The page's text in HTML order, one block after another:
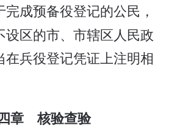
完成预备役登记的公民，
设区的市、市辖区人民政
在兵役登记凭证上注明相
章 核验查验